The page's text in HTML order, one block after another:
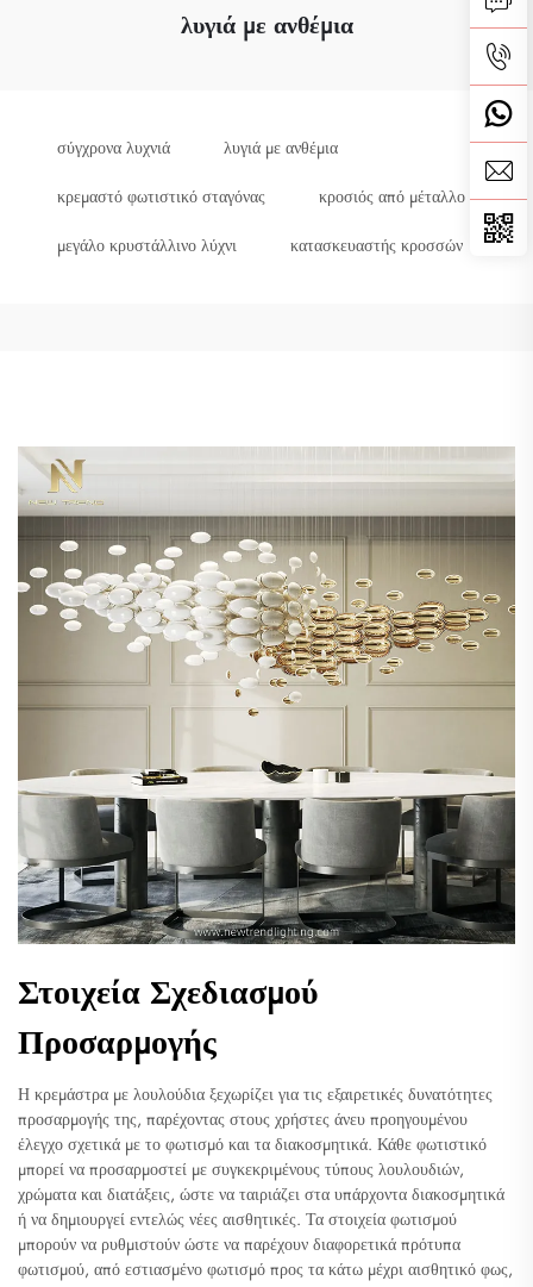
λυγιά με ανθέμια
σύγχρονα λυχνιά λυγιά με ανθέμια
κρεμαστό φωτιστικό σταγόνας κροσιός από μέταλλο
μεγάλο κρυστάλλινο λύχνι κατασκευαστής κροσσών
Στοιχεία Σχεδιασμού
Προσαρμογής
Η κρεμάστρα με λουλούδια ξεχωρίζει για τις εξαιρετικές δυνατότητες
προσαρμογής της, παρέχοντας στους χρήστες άνευ προηγουμένου
έλεγχο σχετικά με το φωτισμό και τα διακοσμητικά. Κάθε φωτιστικό
μπορεί να προσαρμοστεί με συγκεκριμένους τύπους λουλουδιών,
χρώματα και διατάξεις, ώστε να ταιριάζει στα υπάρχοντα διακοσμητικά
ή να δημιουργεί εντελώς νέες αισθητικές. Τα στοιχεία φωτισμού
μπορούν να ρυθμιστούν ώστε να παρέχουν διαφορετικά πρότυπα
φωτισμού, από εστιασμένο φωτισμό προς τα κάτω μέχρι αισθητικό φως,